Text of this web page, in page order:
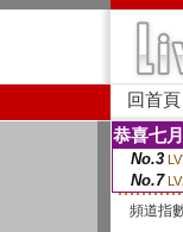
回首頁
恭喜七
No.3
No.7
頻道指